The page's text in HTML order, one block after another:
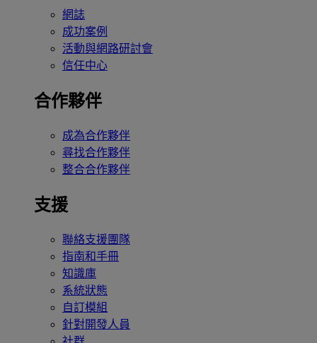
網誌
成功案例
活動與網路研討會
信任中心
合作夥伴
成為合作夥伴
尋找合作夥伴
整合合作夥伴
支援
聯絡支援團隊
指南和手冊
知識庫
系統狀態
自訂模組
針對開發人員